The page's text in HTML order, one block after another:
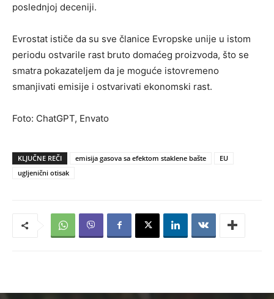
poslednjoj deceniji.
Evrostat ističe da su sve članice Evropske unije u istom
periodu ostvarile rast bruto domaćeg proizvoda, što se
smatra pokazateljem da je moguće istovremeno
smanjivati emisije i ostvarivati ekonomski rast.
Foto: ChatGPT, Envato
KLJUČNE REČI emisija gasova sa efektom staklene bašte
EU
ugljenični otisak